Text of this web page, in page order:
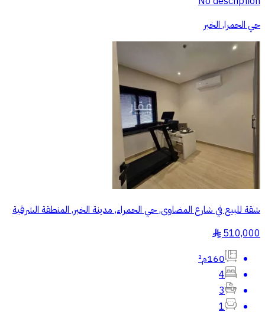
حي الحمرا, الخبر
شقة للبيع في شارع المضاوى, حي الحمراء, مدينة الخبر, المنطقة الشرقية
510,000
§
160م²
4
3
1